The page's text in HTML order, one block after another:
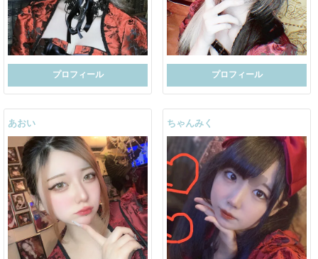
プロフィール プロフィール
あおい ちゃんみく